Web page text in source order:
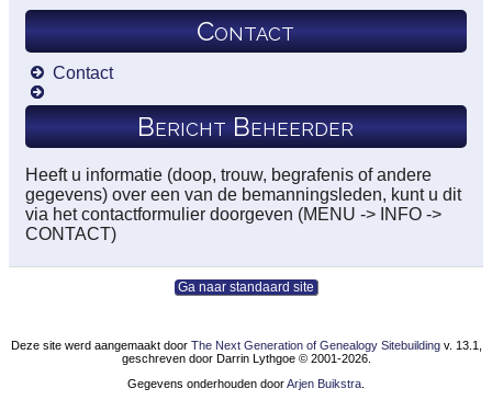
Contact
Contact
Bericht Beheerder
Heeft u informatie (doop, trouw, begrafenis of andere
gegevens) over een van de bemanningsleden, kunt u dit
via het contactformulier doorgeven (MENU -> INFO ->
CONTACT)
Ga naar standaard site
Deze site werd aangemaakt door The Next Generation of Genealogy Sitebuildingv. 13.1,
geschreven door Darrin Lythgoe © 2001-2026.
Gegevens onderhouden doorArjen Buikstra